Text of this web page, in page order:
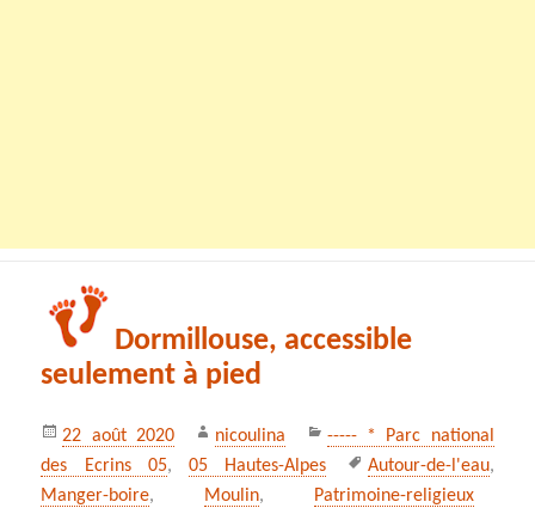
Dormillouse, accessible
seulement à pied
Publié
le
22 août 2020 Auteur
nicoulina Catégories
----- * Parc national
des Ecrins 05,05 Hautes-Alpes
Mots-
clés
Autour-de-l'eau,
Manger-boire, Moulin,
Patrimoine-religieux